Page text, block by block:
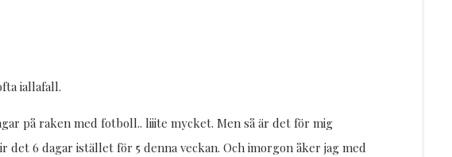
iallafall.
på raken med fotboll.. liiite mycket. Men så är det för mig
6 dagar istället för 5 denna veckan. Och imorgon åker jag med